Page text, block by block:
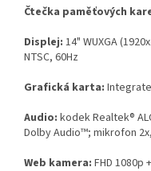
Čtečka paměťových
Displej: 14" WUXGA
NTSC, 60Hz
Grafická karta:
Audio: kodek Realtek®
Dolby Audio™; mikrofon
Web kamera: FHD 1080p